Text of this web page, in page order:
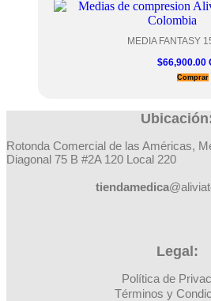
MEDIA FANTASY
$66,900.00
Comprar
­­­­Rotonda Comercial de las Américas,
Diagonal 75 B #2A 120 Local 220
tiendamedica
Legal:
Política de
Términos y